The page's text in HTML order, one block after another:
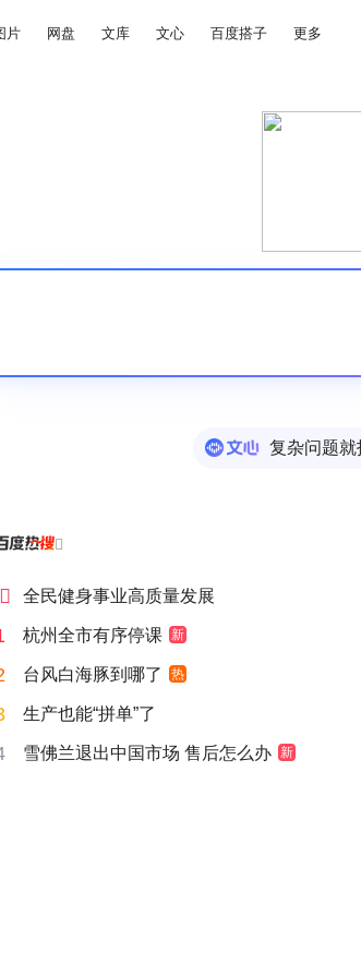
片 网盘 文库 文心 百度搭子 更多
复杂问题

 全民健身事业高质量发展
杭州全市有序停课 新
台风白海豚到哪了 热
生产也能“拼单”了
雪佛兰退出中国市场 售后怎么办 新